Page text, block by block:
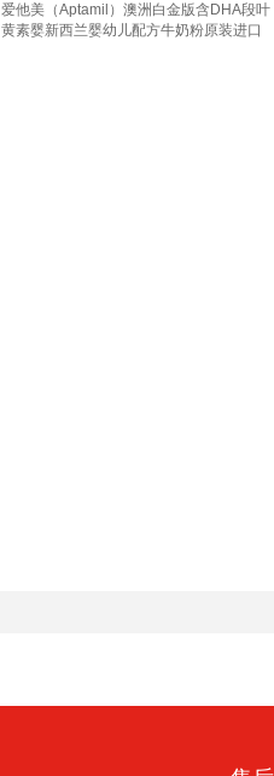
爱他美（Aptamil）澳洲白金版含DHA段叶
黄素婴新西兰婴幼儿配方牛奶粉原装进口